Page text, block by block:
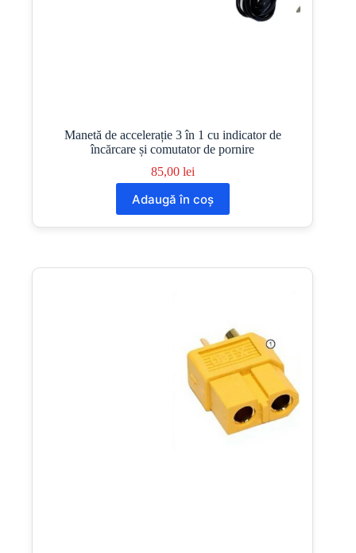
Manetă de accelerație 3 în 1 cu indicator de
încărcare și comutator de pornire
85,00 lei
Adaugă în coș